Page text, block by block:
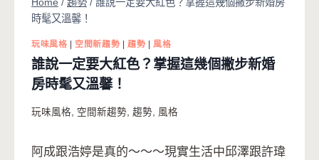
時髦又溫馨！
玩味風格 | 空間新趨勢 | 趨勢 | 風格
誰說一定要大紅色？掌握這幾個撇步新婚
房時髦又溫馨！
玩味風格, 空間新趨勢, 趨勢, 風格
阿成跟浩婷是真的～～～現實生活中邱澤跟許瑋